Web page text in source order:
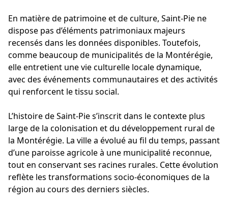
En matière de patrimoine et de culture, Saint-Pie ne
dispose pas d’éléments patrimoniaux majeurs
recensés dans les données disponibles. Toutefois,
comme beaucoup de municipalités de la Montérégie,
elle entretient une vie culturelle locale dynamique,
avec des événements communautaires et des activités
qui renforcent le tissu social.
L’histoire de Saint-Pie s’inscrit dans le contexte plus
large de la colonisation et du développement rural de
la Montérégie. La ville a évolué au fil du temps, passant
d’une paroisse agricole à une municipalité reconnue,
tout en conservant ses racines rurales. Cette évolution
reflète les transformations socio-économiques de la
région au cours des derniers siècles.